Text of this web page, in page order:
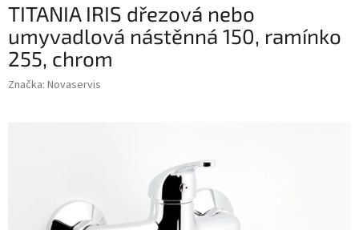
TITANIA IRIS dřezová nebo
umyvadlová nástěnná 150, ramínko
255, chrom
Značka: Novaservis